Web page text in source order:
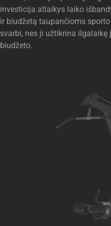
investicija atlaikys laiko
ir biudžetą taupančioms
svarbi, nes ji užtikrina ilgalaikę
biudžeto.